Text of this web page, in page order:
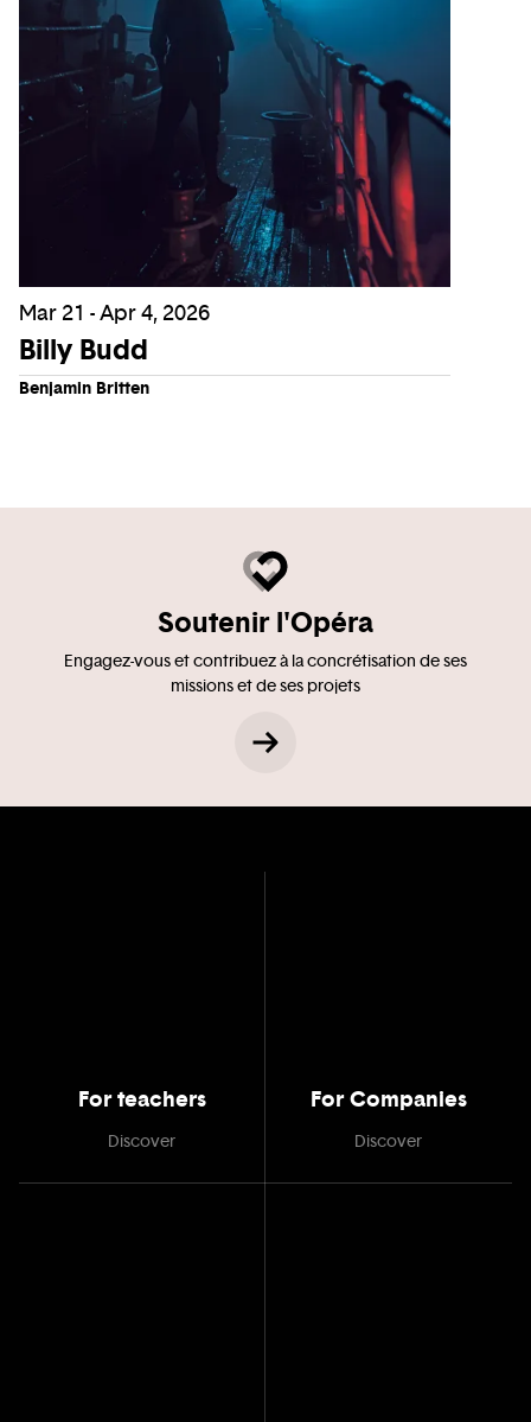
Mar 21 - Apr 4, 2026
Billy Budd
Benjamin Britten
Soutenir l'Opéra
Engagez-vous et contribuez à la concrétisation de ses
missions et de ses projets
For teachers
Discover
For Companies
Discover